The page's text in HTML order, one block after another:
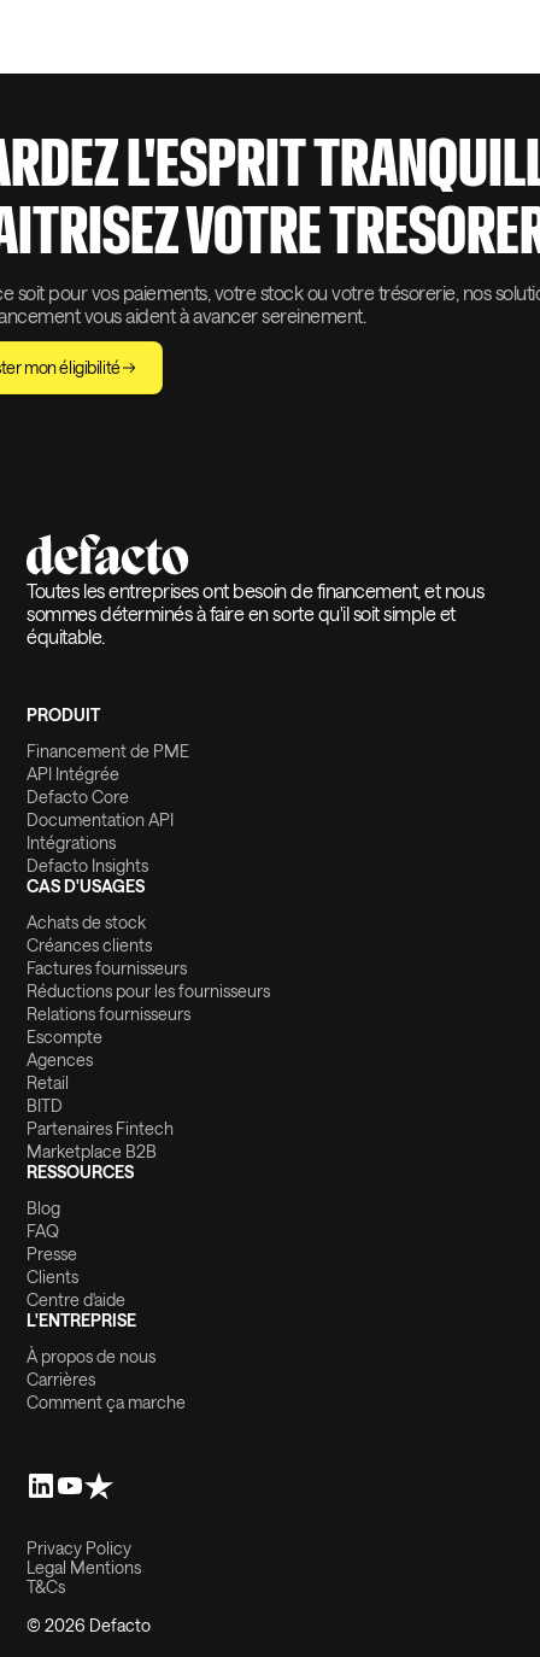
L'ESPRIT
VOTRE
soit pour vos paiements, votre stock ou votre trésorerie, nos
vous aident à avancer sereinement.
mon éligibilité
Toutes les entreprises ont besoin de financement, et nous
sommes déterminés à faire en sorte qu'il soit simple et
équitable.
PRODUIT
Financement de PME
API Intégrée
Defacto Core
Documentation API
Intégrations
Defacto Insights
CAS D'USAGES
Achats de stock
Créances clients
Factures fournisseurs
Réductions pour les fournisseurs
Relations fournisseurs
Escompte
Agences
Retail
BITD
Partenaires Fintech
Marketplace B2B
RESSOURCES
Blog
FAQ
Presse
Clients
Centre d'aide
L'ENTREPRISE
À propos de nous
Carrières
Comment ça marche
© 2026 Defacto
Privacy Policy
Legal Mentions
T&Cs